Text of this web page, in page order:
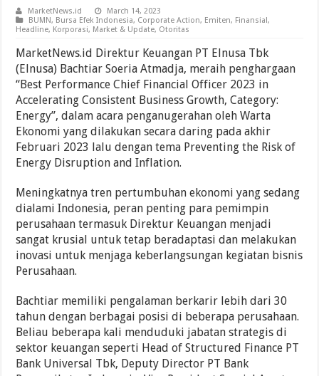
MarketNews.id
March 14, 2023
BUMN, Bursa Efek Indonesia, Corporate Action, Emiten, Finansial,
Headline, Korporasi, Market & Update, Otoritas
MarketNews.id Direktur Keuangan PT Elnusa Tbk
(Elnusa) Bachtiar Soeria Atmadja, meraih penghargaan
“Best Performance Chief Financial Officer 2023 in
Accelerating Consistent Business Growth, Category:
Energy”, dalam acara penganugerahan oleh Warta
Ekonomi yang dilakukan secara daring pada akhir
Februari 2023 lalu dengan tema Preventing the Risk of
Energy Disruption and Inflation.
Meningkatnya tren pertumbuhan ekonomi yang sedang
dialami Indonesia, peran penting para pemimpin
perusahaan termasuk Direktur Keuangan menjadi
sangat krusial untuk tetap beradaptasi dan melakukan
inovasi untuk menjaga keberlangsungan kegiatan bisnis
Perusahaan.
Bachtiar memiliki pengalaman berkarir lebih dari 30
tahun dengan berbagai posisi di beberapa perusahaan.
Beliau beberapa kali menduduki jabatan strategis di
sektor keuangan seperti Head of Structured Finance PT
Bank Universal Tbk, Deputy Director PT Bank